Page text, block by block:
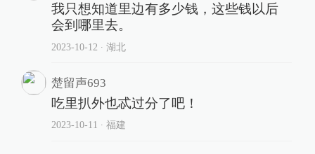
我只想知道里边有多少钱，这些钱以后
会到哪里去。
2023-10-12 ∙ 湖北
楚留声693
吃里扒外也忒过分了吧！
2023-10-11 ∙ 福建